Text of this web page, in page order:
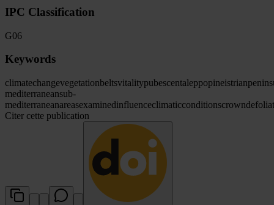
IPC Classification
G06
Keywords
climatechangevegetationbeltsvitalitypubescentaleppopineistrian
mediterraneansub-
mediterraneanareasexaminedinfluenceclimaticconditionscrown
Citer cette publication